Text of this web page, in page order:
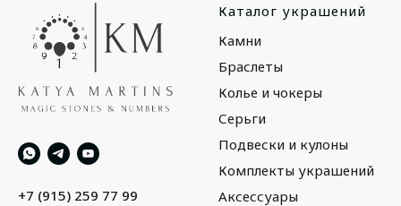
+7 (915) 259 77 99
Каталог украшений
Камни
Браслеты
Колье и чокеры
Серьги
Подвески и кулоны
Комплекты украшений
Аксессуары